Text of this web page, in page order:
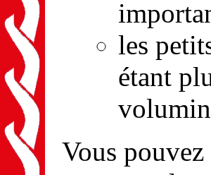
les
étant
Vous